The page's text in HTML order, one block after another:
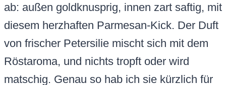
ab: außen goldknusprig, innen zart saftig, mit
diesem herzhaften Parmesan-Kick. Der Duft
von frischer Petersilie mischt sich mit dem
Röstaroma, und nichts tropft oder wird
matschig. Genau so hab ich sie kürzlich für